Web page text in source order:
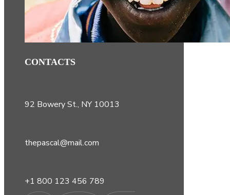
CONTACTS
92 Bowery St., NY 10013
thepascal@mail.com
+1 800 123 456 789